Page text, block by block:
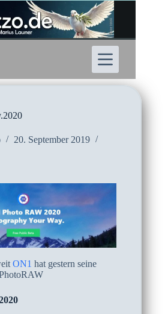
20. September 2019
ON1 hat gestern seine